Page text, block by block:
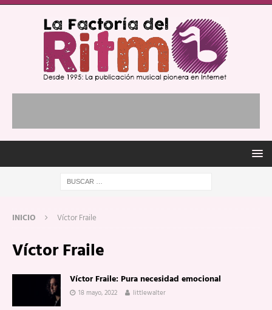
INICIO Víctor Fraile
Víctor Fraile
Víctor Fraile: Pura necesidad emocional
18 mayo, 2022 littlewalter